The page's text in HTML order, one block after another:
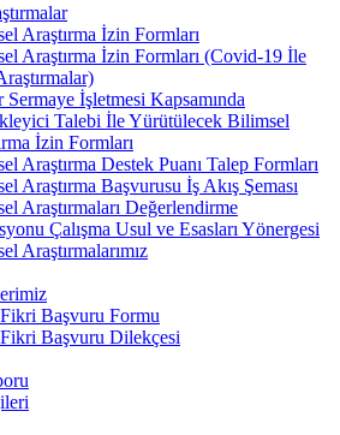
Araştırma İzin Formları
Araştırma İzin Formları (Covid-19 İle
Sermaye İşletmesi Kapsamında
Talebi İle Yürütülecek Bilimsel
İzin Formları
Araştırma Destek Puanı Talep Formları
Araştırma Başvurusu İş Akış Şeması
Araştırmaları Değerlendirme
Çalışma Usul ve Esasları Yönergesi
Araştırmalarımız
Başvuru Formu
Başvuru Dilekçesi